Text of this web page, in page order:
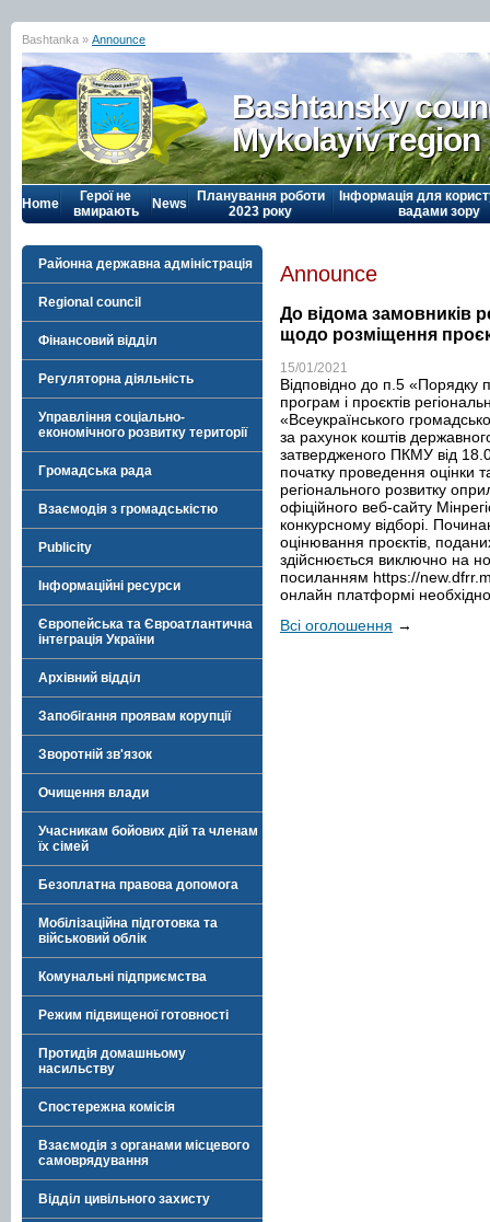
Bashtanka » Announce
Bashtansky
Mykolayiv region
Home
Герої не
вмирають
News
Планування роботи
2023 року
Інформація для
вадами зору
Районна державна адміністрація
Regional council
Фінансовий відділ
Регуляторна діяльність
Управління соціально-
економічного розвитку території
Громадська рада
Взаємодія з громадськістю
Publicity
Інформаційні ресурси
Європейська та Євроатлантична
інтеграція України
Архівний відділ
Запобігання проявам корупції
Зворотній зв'язок
Очищення влади
Учасникам бойових дій та членам
їх сімей
Безоплатна правова допомога
Мобілізаційна підготовка та
військовий облік
Комунальні підприємства
Режим підвищеної готовності
Протидія домашньому
насильству
Спостережна комісія
Взаємодія з органами місцевого
самоврядування
Відділ цивільного захисту
Announce
До відома замовників
щодо розміщення
15/01/2021
Відповідно до п.5 «Порядку
програм і проєктів
«Всеукраїнського
за рахунок коштів
затвердженого ПКМУ від
початку проведення оцінки
регіонального розвитку
офіційного веб-сайту
конкурсному відборі.
оцінювання проєктів,
здійснюється виключно на
посиланням https://
онлайн платформі
Всі оголошення →